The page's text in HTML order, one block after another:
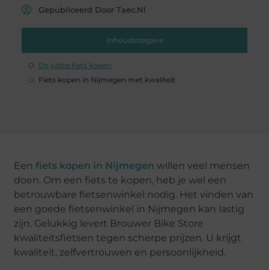
Gepubliceerd Door Taec.nl
Inhoudsopgave
De juiste fiets kopen
Fiets kopen in Nijmegen met kwaliteit
Eenfiets kopen in Nijmegen willen veel mensen
doen. Om een fiets te kopen, heb je wel een
betrouwbare fietsenwinkel nodig. Het vinden van
een goede fietsenwinkel in Nijmegen kan lastig
zijn. Gelukkig levert Brouwer Bike Store
kwaliteitsfietsen tegen scherpe prijzen. U krijgt
kwaliteit, zelfvertrouwen en persoonlijkheid.